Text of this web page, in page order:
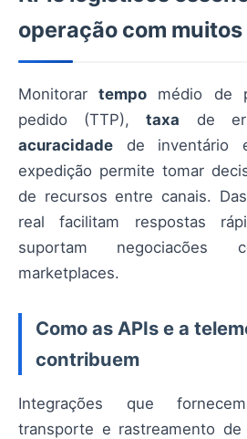
operação com muitos
Monitorartempo médio de
pedido (TTP),taxa de
acuracidade de inventário
expedição permite tomar
de recursos entre canais.
real facilitam respostas
suportam
marketplaces.
Como as APIs e a
contribuem
Integrações que
transporte e rastreamento